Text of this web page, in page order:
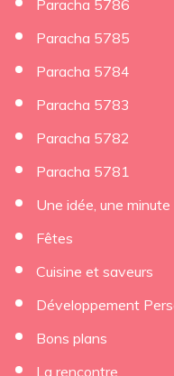
Paracha 5786
Paracha 5785
Paracha 5784
Paracha 5783
Paracha 5782
Paracha 5781
Une idée, une minute
Fêtes
Cuisine et saveurs
Développement
Bons plans
La rencontre